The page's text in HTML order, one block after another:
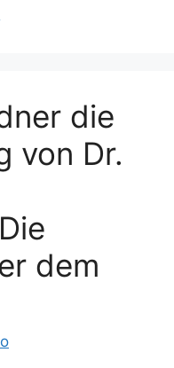
die
von Dr.
dem